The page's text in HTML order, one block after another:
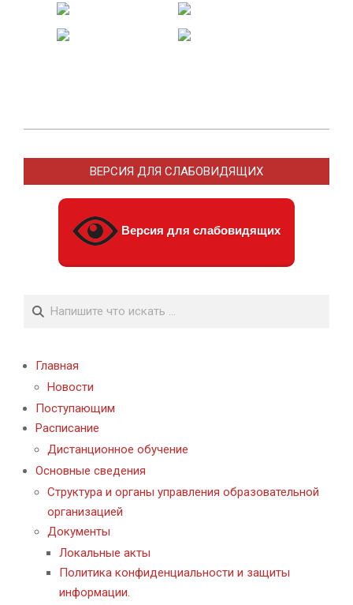
04-
ВЕРСИЯ ДЛЯ СЛАБОВИДЯЩИХ
Версия для слабовидящих
Главная
Новости
Поступающим
Расписание
Дистанционное обучение
Основные сведения
Структура и органы управления образовательной
организацией
Документы
Локальные акты
Политика конфиденциальности и защиты
информации.